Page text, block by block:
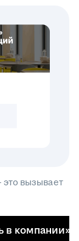
это вызывает
в компании»